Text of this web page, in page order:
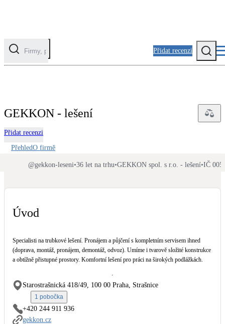
Přidat recenzi
Solární ohřev vody
Solární termický systém
Klimatizace
Tepelná čerpadla na chlazení
GEKKON - lešení
Přidat recenzi
PřehledO firmě
@gekkon-leseni•36 let na trhu•GEKKON spol. s r.o. - lešení•IČ
Úvod
Specialisti na trubkové lešení. Pronájem a půjčení s kompletním servisem ihned
(doprava, montáž, pronájem, demontáž, odvoz). Umíme i tvarově složité konstrukce
a obtížně přistupné prostory. Komfortní lešení pro práci na širokých podlážkách.
Starostrašnická 418/49, 100 00 Praha, Strašnice
1 pobočka
+420 244 911 936
gekkon.cz